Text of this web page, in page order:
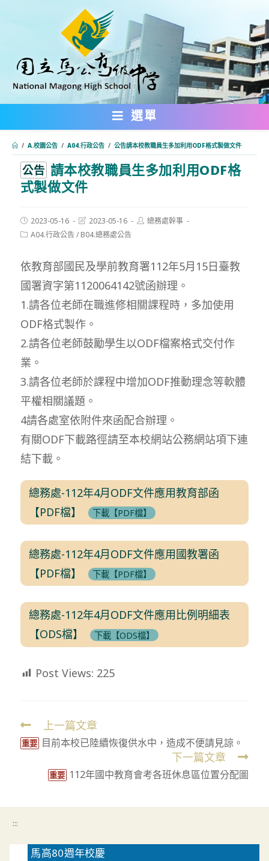
內
選單
/ A.校園公告 / A04.行政公告 / 公告請本校教職員生多加利用ODF格式製做文件
公告 請本校教職員生多加利用ODF格
式製做文件
Post
published:
2023-05-16
Post
modified:
2023-05-16
Post總務處幹事
PostA04.行政公告/ B04.總務處公告
依教育部國民及學前教育署112年5月15日臺教
國署資字第1120064142號函辦理。
1.請各位老師在職進修相關課程時，多加使用
ODF格式製作。
2.請各位老師鼓勵學生以ODF檔案格式交付作
業。
3.請各位老師於課程中增加ODF推動理念等軟體
平權相關議題。
4請各處室依附件來函配合辦理。
有關ODF下載路徑請至本校網站公務網站項下連
結下載。
總務處-112年4月ODF文件應用教育部函
【PDF檔】
下載【PDF檔】
總務處-112年4月ODF文件應用國教署函
【PDF檔】
下載【PDF檔】
總務處-112年4月ODF文件應用比例明細表
【ODS檔】
下載【ODS檔】
Post Views: 225
Read
more
上一篇文章
重要 目前本校已陸續恢復供水中，造成不便請見諒。
下一篇文章
重要 112年國中教育會考各班休息區位置分配圖
:::
馬高80週年校慶